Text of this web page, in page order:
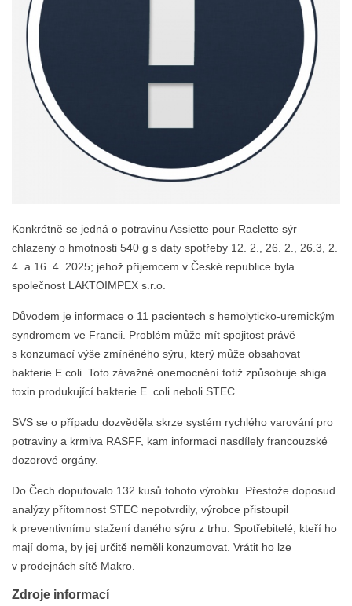
Konkrétně se jedná o potravinu Assiette pour Raclette sýr
chlazený o hmotnosti 540 g s daty spotřeby 12. 2., 26. 2., 26.3, 2.
4. a 16. 4. 2025; jehož příjemcem v České republice byla
společnost LAKTOIMPEX s.r.o.
Důvodem je informace o 11 pacientech s hemolyticko-uremickým
syndromem ve Francii. Problém může mít spojitost právě
s konzumací výše zmíněného sýru, který může obsahovat
bakterie E.coli. Toto závažné onemocnění totiž způsobuje shiga
toxin produkující bakterie E. coli neboli STEC.
SVS se o případu dozvěděla skrze systém rychlého varování pro
potraviny a krmiva RASFF, kam informaci nasdílely francouzské
dozorové orgány.
Do Čech doputovalo 132 kusů tohoto výrobku. Přestože doposud
analýzy přítomnost STEC nepotvrdily, výrobce přistoupil
k preventivnímu stažení daného sýru z trhu. Spotřebitelé, kteří ho
mají doma, by jej určitě neměli konzumovat. Vrátit ho lze
v prodejnách sítě Makro.
Zdroje informací